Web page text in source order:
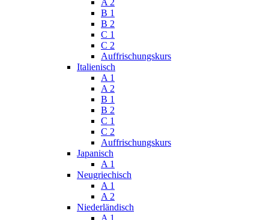
A 2
B 1
B 2
C 1
C 2
Auffrischungskurs
Italienisch
A 1
A 2
B 1
B 2
C 1
C 2
Auffrischungskurs
Japanisch
A 1
Neugriechisch
A 1
A 2
Niederländisch
A 1